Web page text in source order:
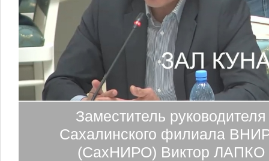
Заместитель руководителя
Сахалинского филиала
(СахНИРО) Виктор ЛАПКО